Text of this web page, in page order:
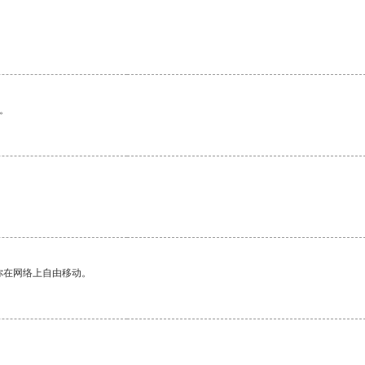
网络上自由移动。